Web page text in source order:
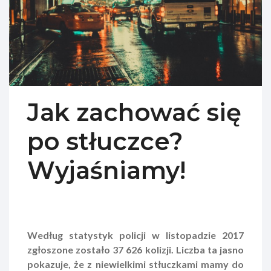
Jak zachować się
po stłuczce?
Wyjaśniamy!
Według statystyk policji w listopadzie 2017
zgłoszone zostało 37 626 kolizji. Liczba ta jasno
pokazuje, że z niewielkimi stłuczkami mamy do